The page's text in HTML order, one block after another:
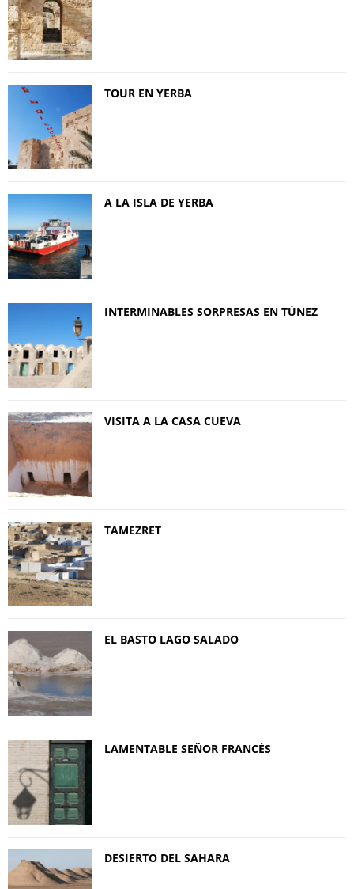
TOUR EN YERBA
A LA ISLA DE YERBA
INTERMINABLES SORPRESAS EN TÚNEZ
VISITA A LA CASA CUEVA
TAMEZRET
EL BASTO LAGO SALADO
LAMENTABLE SEÑOR FRANCÉS
DESIERTO DEL SAHARA